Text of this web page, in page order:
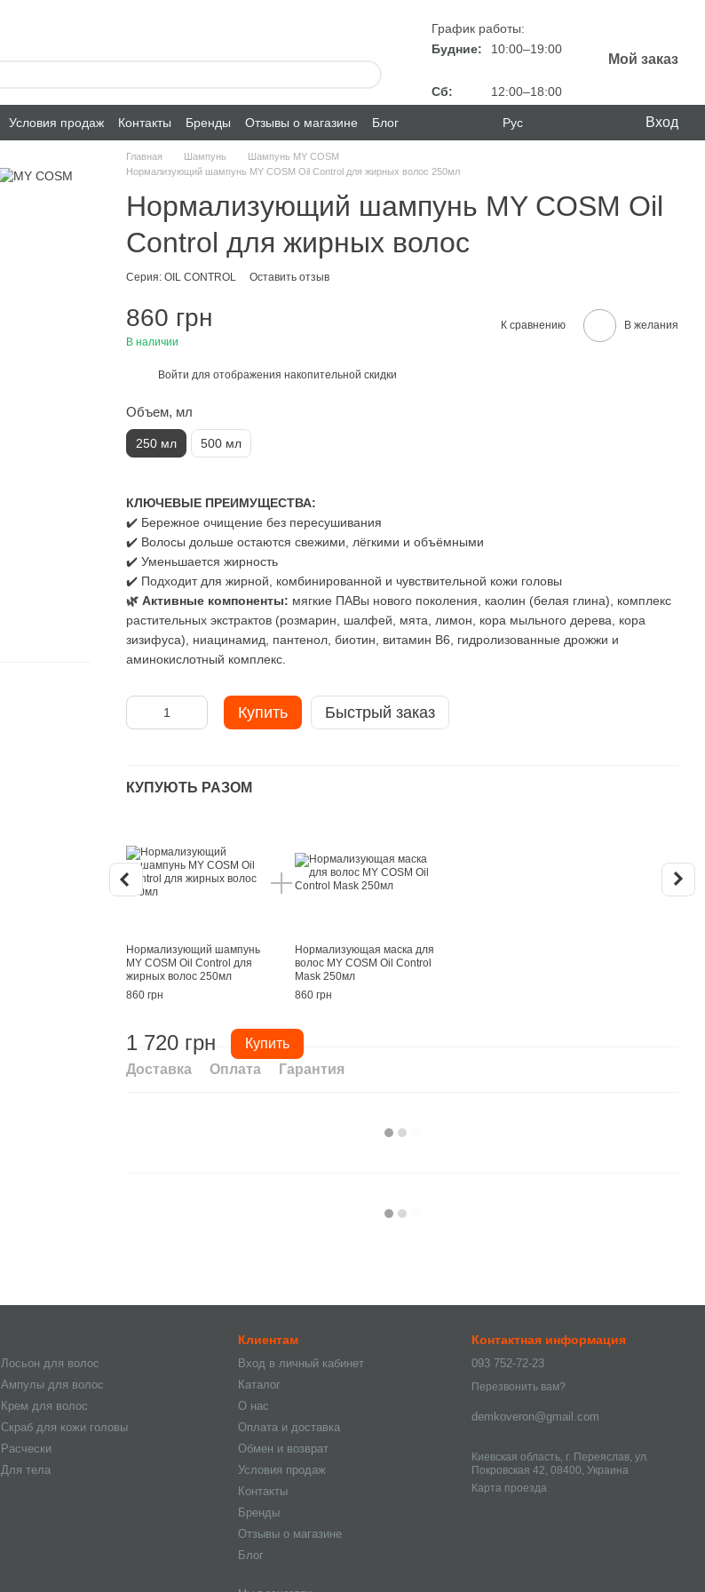
График работы:
Будние:
10:00–19:00
Сб: 12:00–18:00
Мой заказ
Условия продаж Контакты Бренды Отзывы о магазине Блог Рус Вход
Главная Шампунь
Шампунь MY COSM
Нормализующий шампунь MY COSM Oil Control для жирных волос 250мл
Нормализующий шампунь MY COSM Oil
Control для жирных волос
Серия: OIL CONTROL Оставить отзыв
860 грн
В наличии
К сравнению В желания
Войти для отображения накопительной скидки
Объем, мл
250 мл 500 мл
КЛЮЧЕВЫЕ ПРЕИМУЩЕСТВА:
✔️ Бережное очищение без пересушивания
✔️ Волосы дольше остаются свежими, лёгкими и объёмными
✔️ Уменьшается жирность
✔️ Подходит для жирной, комбинированной и чувствительной кожи головы
🌿 Активные компоненты: мягкие ПАВы нового поколения, каолин (белая глина), комплекс
растительных экстрактов (розмарин, шалфей, мята, лимон, кора мыльного дерева, кора
зизифуса), ниацинамид, пантенол, биотин, витамин В6, гидролизованные дрожжи и
аминокислотный комплекс.
Купить Быстрый заказ
КУПУЮТЬ РАЗОМ
Нормализующий шампунь
MY COSM Oil Control для
жирных волос 250мл
860 грн
Нормализующая маска для
волос MY COSM Oil Control
Mask 250мл
860 грн
1 720 грн Купить
Доставка Оплата Гарантия
Лосьон для волос
Ампулы для волос
Крем для волос
Скраб для кожи головы
Расчески
Для тела
Клиентам
Вход в личный кабинет
Каталог
О нас
Оплата и доставка
Обмен и возврат
Условия продаж
Контакты
Бренды
Отзывы о магазине
Блог
Контактная информация
093 752-72-23
Перезвонить вам?
demkoveron@gmail.com
Киевская область, г. Переяслав, ул.
Покровская 42, 08400, Украина
Карта проезда